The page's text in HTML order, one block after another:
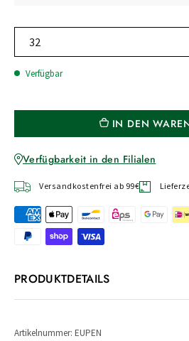
32
Verfügbar
IN DEN
Verfügbarkeit in den Filialen
Versandkostenfrei ab 99€
PRODUKTDETAILS
Artikelnummer: EUPEN